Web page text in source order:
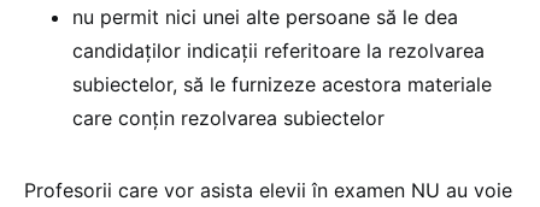
nu permit nici unei alte persoane să le dea
candidaților indicații referitoare la rezolvarea
subiectelor, să le furnizeze acestora materiale
care conțin rezolvarea subiectelor
Profesorii care vor asista elevii în examen NU au voie